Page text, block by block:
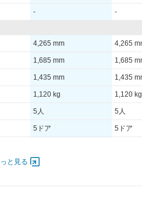
- -
4,265 mm 4,265
1,685 mm 1,685
1,435 mm 1,435
1,120 kg 1,120 kg
5人 5人
5ドア 5ドア
と見る